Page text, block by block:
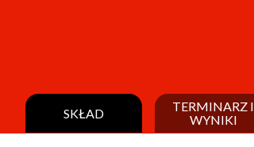
SKŁAD
TERMINARZ I
WYNIKI